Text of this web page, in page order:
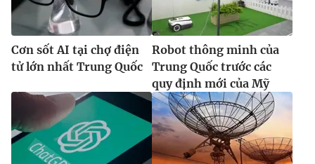
Cơn sốt AI tại chợ điện
tử lớn nhất Trung Quốc
Robot thông minh của
Trung Quốc trước các
quy định mới của Mỹ